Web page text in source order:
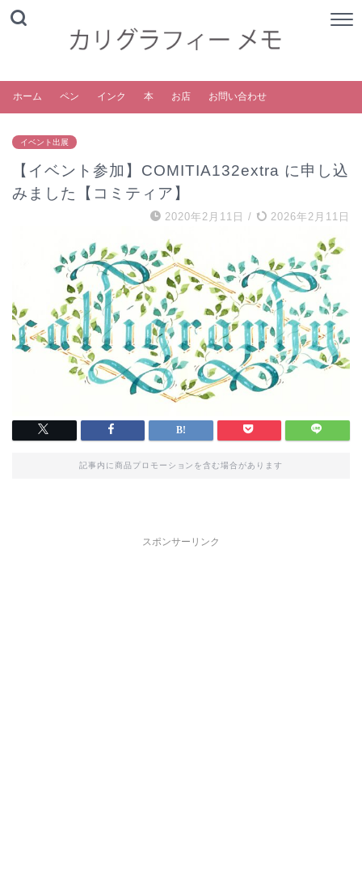
ホーム ペン インク 本 お店 お問い合わせ
イベント出展
【イベント参加】COMITIA132extra に申し込
みました【コミティア】
2020年2月11日 / 2026年2月11日
記事内に商品プロモーションを含む場合があります
スポンサーリンク